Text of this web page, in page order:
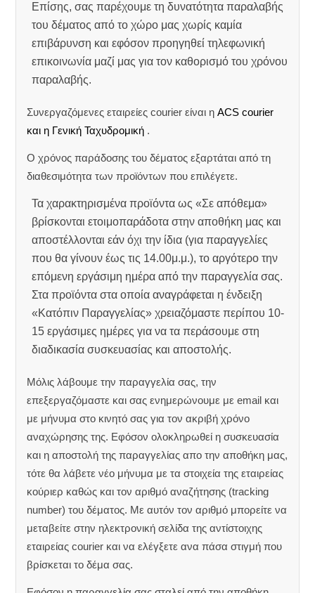
Επίσης, σας παρέχουμε τη δυνατότητα παραλαβής
του δέματος από το χώρο μας χωρίς καμία
επιβάρυνση και εφόσον προηγηθεί τηλεφωνική
επικοινωνία μαζί μας για τον καθορισμό του χρόνου
παραλαβής.
Συνεργαζόμενες εταιρείες courier είναι ηACS courier
και η Γενική Ταχυδρομική .
Ο χρόνος παράδοσης του δέματος εξαρτάται από τη
διαθεσιμότητα των προϊόντων που επιλέγετε.
Τα χαρακτηρισμένα προϊόντα ως «Σε απόθεμα»
βρίσκονται ετοιμοπαράδοτα στην αποθήκη μας και
αποστέλλονται εάν όχι την ίδια (για παραγγελίες
που θα γίνουν έως τις 14.00μ.μ.), το αργότερο την
επόμενη εργάσιμη ημέρα από την παραγγελία σας.
Στα προϊόντα στα οποία αναγράφεται η ένδειξη
«Κατόπιν Παραγγελίας» χρειαζόμαστε περίπου 10-
15 εργάσιμες ημέρες για να τα περάσουμε στη
διαδικασία συσκευασίας και αποστολής.
Μόλις λάβουμε την παραγγελία σας, την
επεξεργαζόμαστε και σας ενημερώνουμε με email και
με μήνυμα στο κινητό σας για τον ακριβή χρόνο
αναχώρησης της. Εφόσον ολοκληρωθεί η συσκευασία
και η αποστολή της παραγγελίας απο την αποθήκη μας,
τότε θα λάβετε νέο μήνυμα με τα στοιχεία της εταιρείας
κούριερ καθώς και τον αριθμό αναζήτησης (tracking
number) του δέματος. Με αυτόν τον αριθμό μπορείτε να
μεταβείτε στην ηλεκτρονική σελίδα της αντίστοιχης
εταιρείας courier και να ελέγξετε ανα πάσα στιγμή που
βρίσκεται το δέμα σας.